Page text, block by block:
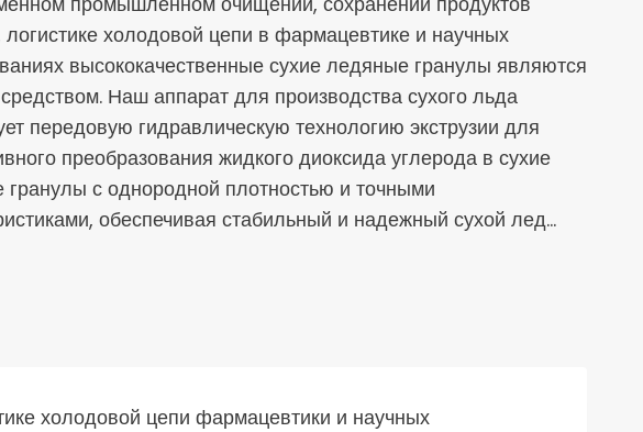
логистике холодовой цепи в фармацевтике и научных
высококачественные сухие ледяные гранулы являются
Наш аппарат для производства сухого льда
передовую гидравлическую технологию экструзии для
преобразования жидкого диоксида углерода в сухие
с однородной плотностью и точными
обеспечивая стабильный и надежный сухой лед…
холодовой цепи фармацевтики и научных